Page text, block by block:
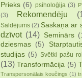
Prieks (6) psiholoģija (3)
(3)
Rekomendēju
Saldējums (2) Saskaņa ar
dzīvot (14) Seminārs
dziesmas (5)
studijas (5) Svētki pašu
(13) Transformācija (5)
Transpersonālais koučings (1)